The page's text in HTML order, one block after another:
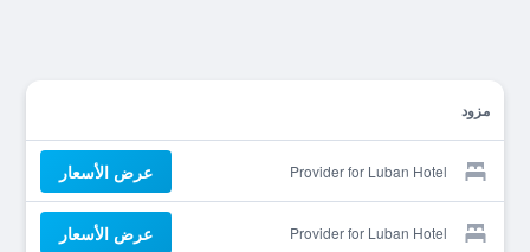
مزود
Provider for Luban Hotel عرض الأسعار
Provider for Luban Hotel عرض الأسعار